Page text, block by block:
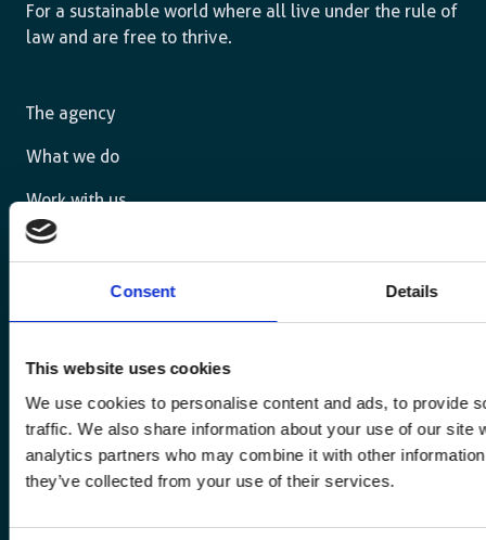
Consent Details
This website uses cookies
We use cookies to personalise content and ads, to provide
traffic. We also share information about your use of our site
analytics partners who may combine it with other
they’ve collected from your use of their services.
For a sustainable world where all live under the rule of
law and are free to thrive.
The agency
What we do
Work with us
Resources
Innovation Hub
Become or hire a Junior Expert
Report an integrity concern
Follow us